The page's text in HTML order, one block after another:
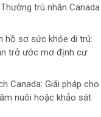
trú nhân Canada
hồ sơ sức khỏe di trú:
trở ước mơ định cư
Canada: Giải pháp cho
nuôi hoặc khảo sát